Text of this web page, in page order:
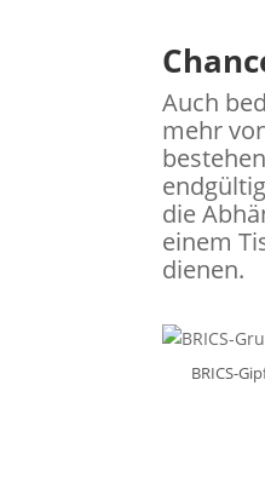
Auch
mehr
die
einem
dienen.
BRICS-